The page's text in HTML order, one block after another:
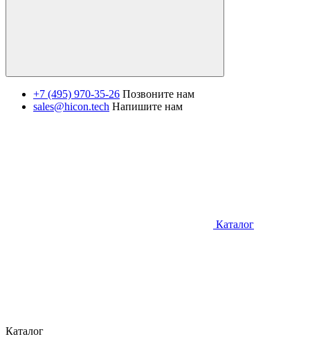
+7 (495) 970-35-26 Позвоните нам
sales@hicon.tech Напишите нам
Каталог
Каталог